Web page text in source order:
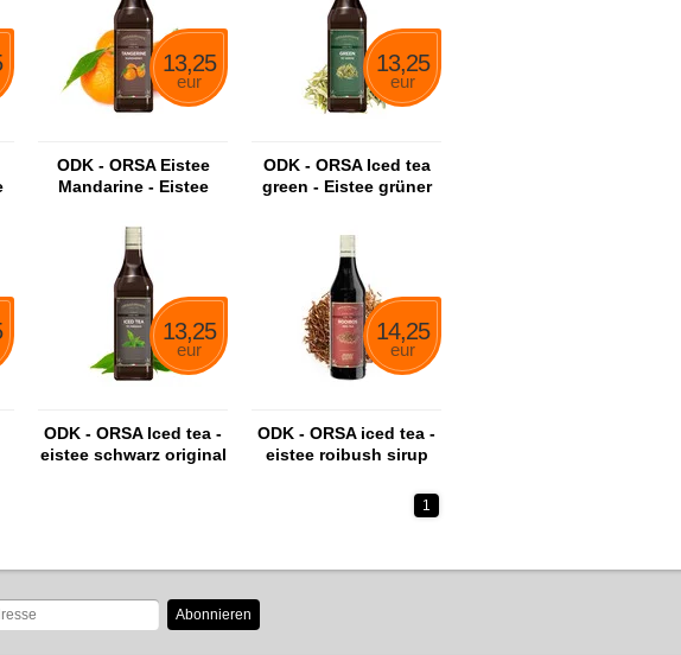
13,25
eur
ODK - ORSA Eistee
Mandarine - Eistee
13,25
eur
ODK - ORSA Iced tea
green - Eistee grüner
13,25
eur
ODK - ORSA Iced tea -
eistee schwarz original
14,25
eur
ODK - ORSA iced tea -
eistee roibush sirup
1
Abonnieren